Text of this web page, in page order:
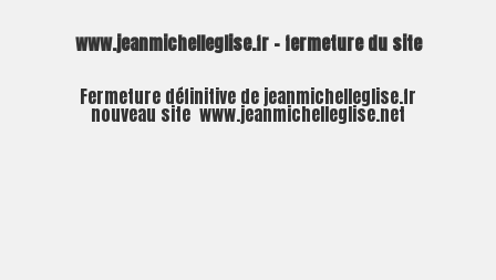
www.jeanmichelleglise.fr – fermeture du site
Fermeture définitive de jeanmichelleglise.fr
nouveau site www.jeanmichelleglise.net